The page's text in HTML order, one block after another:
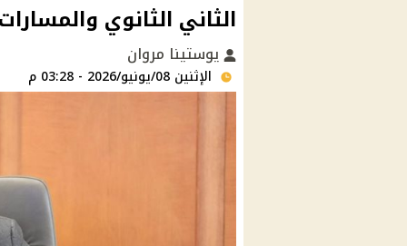
الثاني الثانوي
يوستينا مروان
الإثنين 08/يونيو/2026 - 03:28 م